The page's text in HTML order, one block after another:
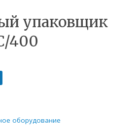
упаковщик
400
оборудование